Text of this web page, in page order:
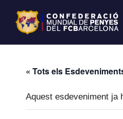
« Tots els
Aquest esdeveniment ja